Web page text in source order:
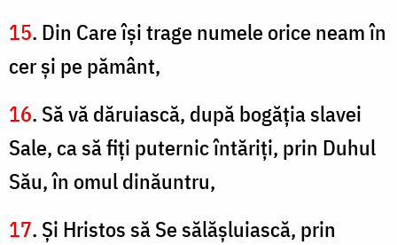
15. Din Care îşi trage numele orice neam în
cer şi pe pământ,
16. Să vă dăruiască, după bogăţia slavei
Sale, ca să fiţi puternic întăriţi, prin Duhul
Său, în omul dinăuntru,
17. Şi Hristos să Se sălăşluiască, prin